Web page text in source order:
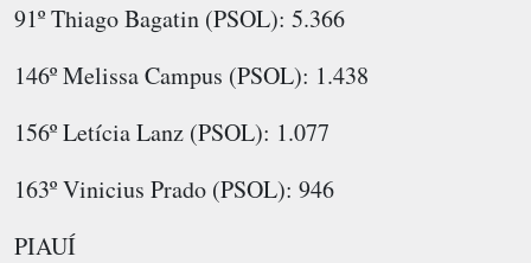
91º Thiago Bagatin (PSOL): 5.366
146º Melissa Campus (PSOL): 1.438
156º Letícia Lanz (PSOL): 1.077
163º Vinicius Prado (PSOL): 946
PIAUÍ